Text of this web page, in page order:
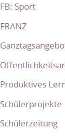
FB: Sport
FRANZ
Produktives
Schülerprojekte
Schülerzeitung